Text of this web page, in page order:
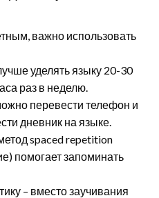
важно использовать
уделять языку 20-30
раз в неделю.
перевести телефон и
дневник на языке.
spaced repetition
помогает запоминать
– вместо заучивания